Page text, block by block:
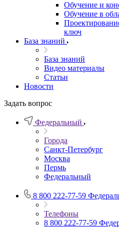
Обучение и
Обучение в
ключ
База знаний
База знаний
Видео материалы
Статьи
Новости
Задать вопрос
Федеральный
Города
Санкт-Петербург
Москва
Пермь
Федеральный
8 800 222-77-59
Телефоны
8 800 222-77-59